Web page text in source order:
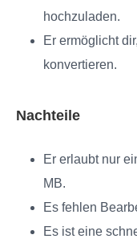
hochzuladen.
Er ermöglicht
konvertieren.
Nachteile
Er erlaubt nur
MB.
Es fehlen
Es ist eine